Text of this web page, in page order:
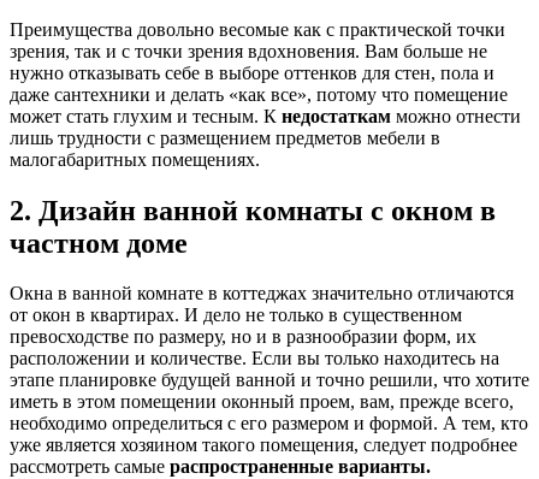
Преимущества довольно весомые как с практической точки
зрения, так и с точки зрения вдохновения. Вам больше не
нужно отказывать себе в выборе оттенков для стен, пола и
даже сантехники и делать «как все», потому что помещение
может стать глухим и тесным. К недостаткам можно отнести
лишь трудности с размещением предметов мебели в
малогабаритных помещениях.
2. Дизайн ванной комнаты с окном в
частном доме
Окна в ванной комнате в коттеджах значительно отличаются
от окон в квартирах. И дело не только в существенном
превосходстве по размеру, но и в разнообразии форм, их
расположении и количестве. Если вы только находитесь на
этапе планировке будущей ванной и точно решили, что хотите
иметь в этом помещении оконный проем, вам, прежде всего,
необходимо определиться с его размером и формой. А тем, кто
уже является хозяином такого помещения, следует подробнее
рассмотреть самые распространенные варианты.